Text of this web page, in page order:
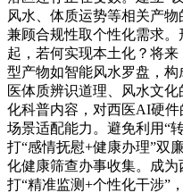
风水、体质运势等相关产
兼顾合规性取个性化需求
起，若何实现本土化？将
型产物如智能风水罗盘，
医体质辨识道理、风水文
化科普内容，对西医AI硬
场景适配能力。避免利用“
打“感情抚慰+健康办理”双
化健康筛查办事收集。成
打“精准监测+个性化干涉”